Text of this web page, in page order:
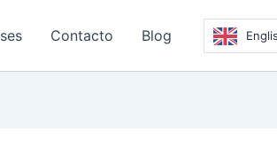
Contacto Blog